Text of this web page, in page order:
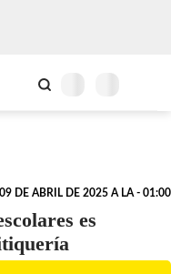
09 DE ABRIL DE 2025 A LA - 01:00
es